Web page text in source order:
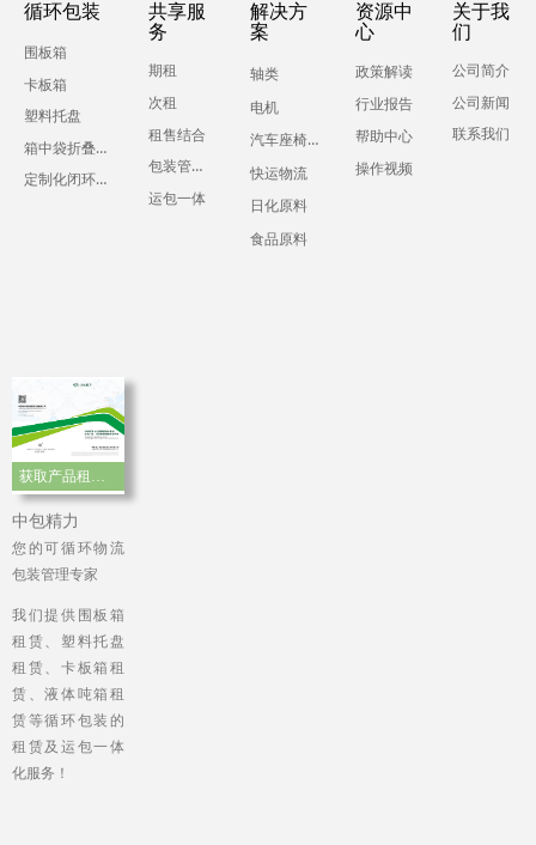
循环包装
围板箱
卡板箱
塑料托盘
箱中袋折叠液体吨箱
定制化闭环运输包装
共享服
务
期租
次租
租售结合
包装管理服务
运包一体
解决方
案
轴类
电机
汽车座椅零部件
快运物流
日化原料
食品原料
资源中
心
政策解读
行业报告
帮助中心
操作视频
获取产品租赁手册
中包精力
您的可循环物流
包装管理专家
我们提供围板箱
租赁、塑料托盘
租赁、卡板箱租
赁、液体吨箱租
赁等循环包装的
租赁及运包一体
化服务！
关于我
们
公司简介
公司新闻
联系我们